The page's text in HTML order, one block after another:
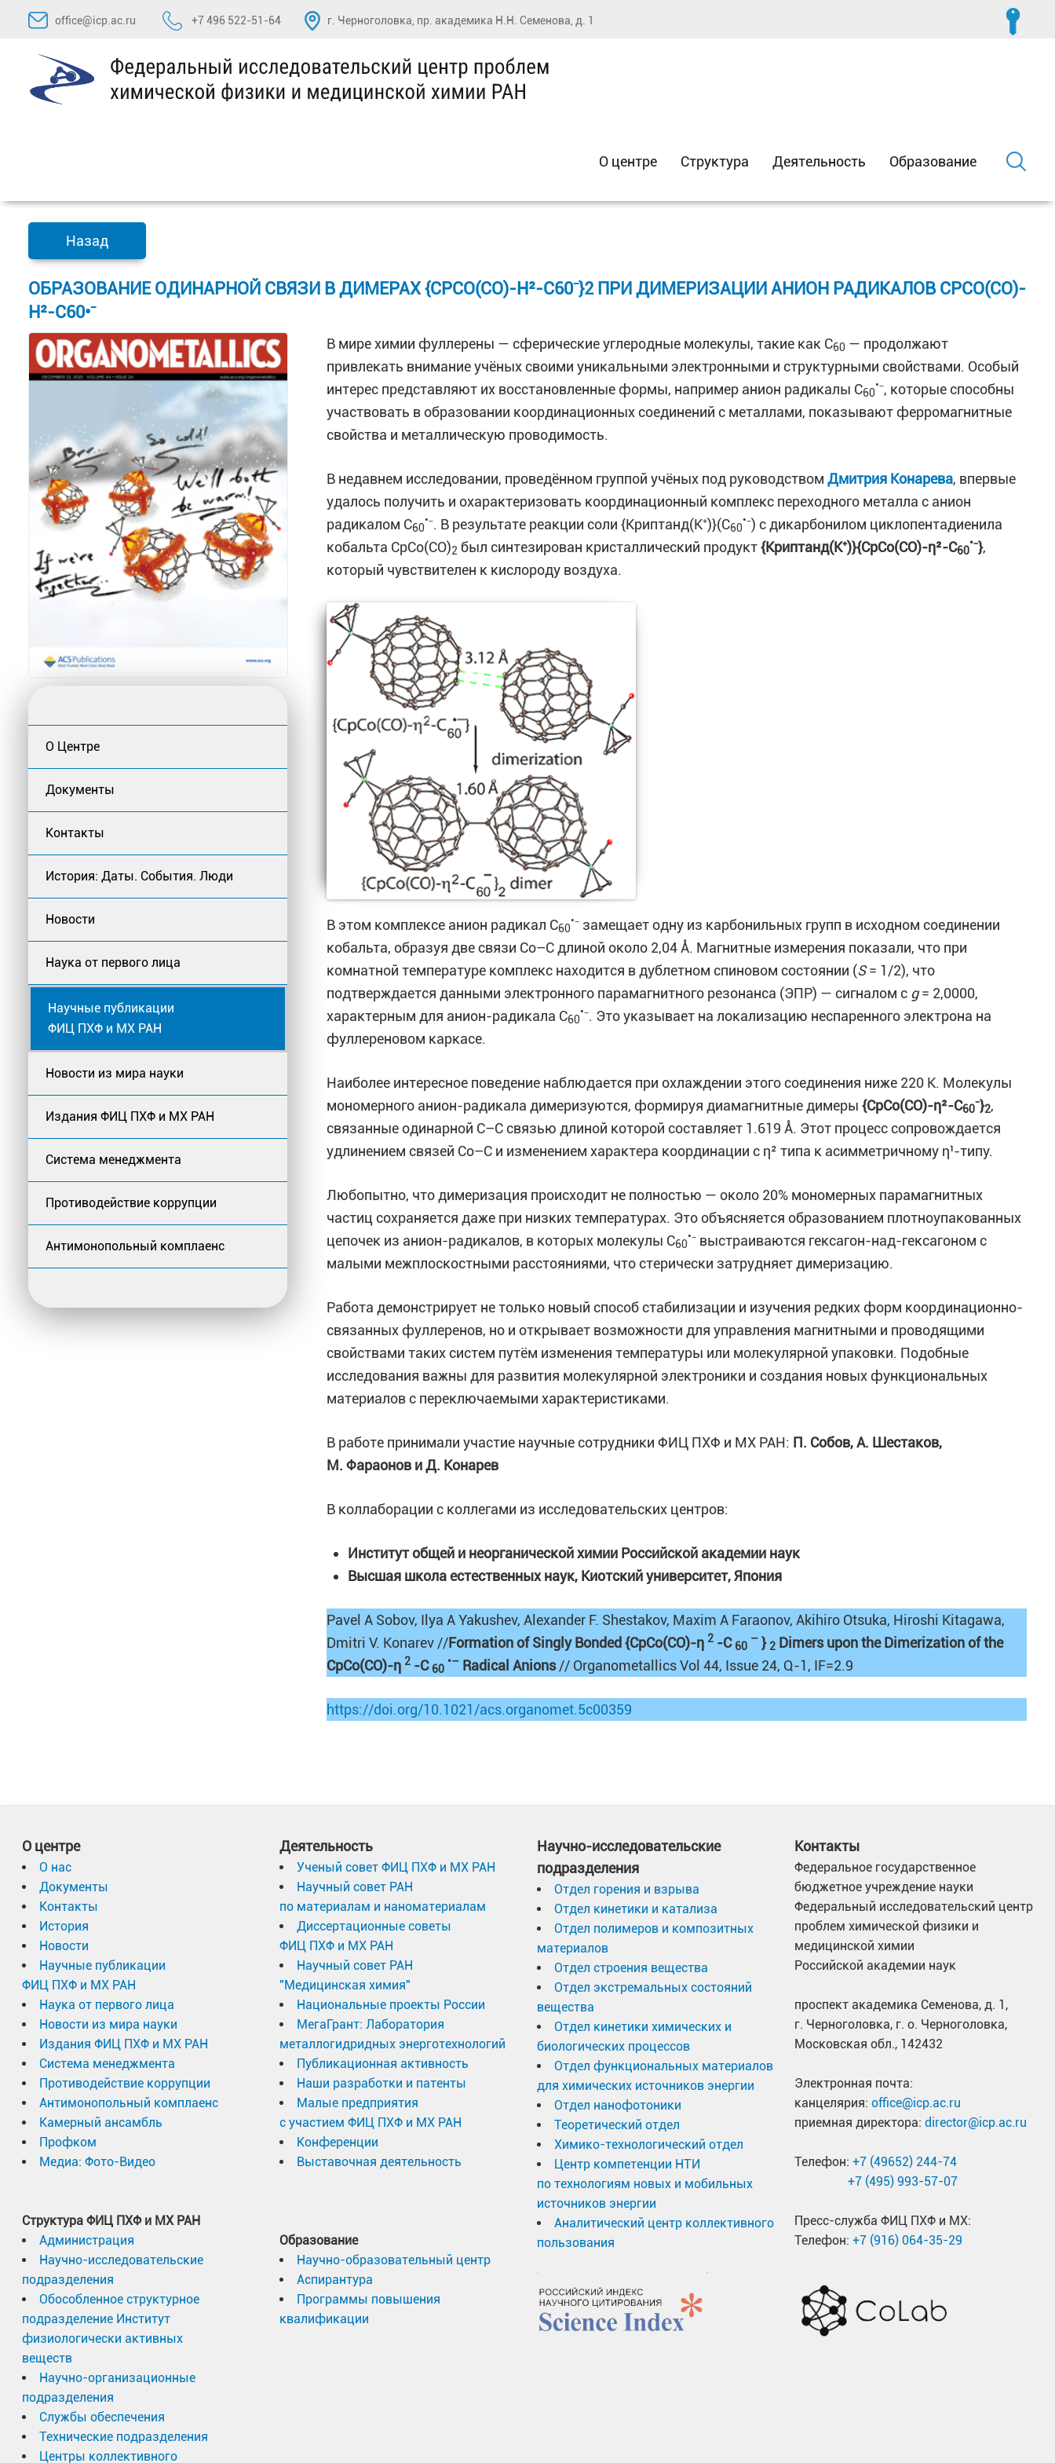
Перейти
содержимому
office@icp.ac.ru +7 496 522-51-64 г. Черноголовка, пр. академика Н.Н. Семенова, д. 1
О центре Структура Деятельность Образование
Назад
ОБРАЗОВАНИЕ ОДИНАРНОЙ СВЯЗИ В ДИМЕРАХ {CPCO(CO)-Η²-C60⁻}2 ПРИ ДИМЕРИЗАЦИИ АНИОН РАДИКАЛОВ CPCO(CO)-
Η²-C60•⁻
О Центре
Документы
Контакты
История: Даты. События. Люди
Новости
Наука от первого лица
Научные публикации
ФИЦ ПХФ и МХ РАН
Новости из мира науки
Издания ФИЦ ПХФ и МХ РАН
Система менеджмента
Противодействие коррупции
Антимонопольный комплаенс
В мире химии фуллерены — сферические углеродные молекулы, такие как C60 — продолжают
привлекать внимание учёных своими уникальными электронными и структурными свойствами. Особый
интерес представляют их восстановленные формы, например анион радикалы C60
•⁻, которые способны
участвовать в образовании координационных соединений с металлами, показывают ферромагнитные
свойства и металлическую проводимость.
В недавнем исследовании, проведённом группой учёных под руководством Дмитрия Конарева, впервые
удалось получить и охарактеризовать координационный комплекс переходного металла с анион
радикалом C60
•⁻. В результате реакции соли {Криптанд(K⁺)}(C60
•⁻) с дикарбонилом циклопентадиенила
кобальта CpCo(CO)2 был синтезирован кристаллический продукт{Криптанд(K⁺)}{CpCo(CO)-η²-C60
•⁻},
который чувствителен к кислороду воздуха.
В этом комплексе анион радикал C60
•⁻ замещает одну из карбонильных групп в исходном соединении
кобальта, образуя две связи Co–C длиной около 2,04 Å. Магнитные измерения показали, что при
комнатной температуре комплекс находится в дублетном спиновом состоянии (S= 1/2), что
подтверждается данными электронного парамагнитного резонанса (ЭПР) — сигналом с g= 2,0000,
характерным для анион-радикала C60
•⁻. Это указывает на локализацию неспаренного электрона на
фуллереновом каркасе.
Наиболее интересное поведение наблюдается при охлаждении этого соединения ниже 220 К. Молекулы
мономерного анион-радикала димеризуются, формируя диамагнитные димеры {CpCo(CO)-η²-C60⁻}2,
связанные одинарной C–C связью длиной которой составляет 1.619 Å. Этот процесс сопровождается
удлинением связей Co–C и изменением характера координации с η² типа к асимметричному η¹-типу.
Любопытно, что димеризация происходит не полностью — около 20% мономерных парамагнитных
частиц сохраняется даже при низких температурах. Это объясняется образованием плотноупакованных
цепочек из анион-радикалов, в которых молекулы C60
•⁻ выстраиваются гексагон-над-гексагоном с
малыми межплоскостными расстояниями, что стерически затрудняет димеризацию.
Работа демонстрирует не только новый способ стабилизации и изучения редких форм координационно-
связанных фуллеренов, но и открывает возможности для управления магнитными и проводящими
свойствами таких систем путём изменения температуры или молекулярной упаковки. Подобные
исследования важны для развития молекулярной электроники и создания новых функциональных
материалов с переключаемыми характеристиками.
В работе принимали участие научные сотрудники ФИЦ ПХФ и МХ РАН: П. Собов, А. Шестаков,
М. Фараонов и Д. Конарев
В коллаборации с коллегами из исследовательских центров:
Институт общей и неорганической химии Российской академии наук
Высшая школа естественных наук, Киотский университет, Япония
Pavel A Sobov, Ilya A Yakushev, Alexander F. Shestakov, Maxim A Faraonov, Akihiro Otsuka, Hiroshi Kitagawa,
Dmitri V. Konarev //Formation of Singly Bonded {CpCo(CO)-η 2 -C 60
– } 2 Dimers upon the Dimerization of the
CpCo(CO)-η 2 -C 60
•– Radical Anions// Organometallics Vol 44, Issue 24, Q-1, IF=2.9
https://doi.org/10.1021/acs.organomet.5c00359
О центре
О нас
Документы
Контакты
История
Новости
Научные публикации
ФИЦ ПХФ и МХ РАН
Наука от первого лица
Новости из мира науки
Издания ФИЦ ПХФ и МХ РАН
Система менеджмента
Противодействие коррупции
Антимонопольный комплаенс
Камерный ансамбль
Профком
Медиа: Фото-Видео
Структура ФИЦ ПХФ и МХ РАН
Администрация
Научно-исследовательские
подразделения
Обособленное структурное
подразделение Институт
физиологически активных
веществ
Научно-организационные
подразделения
Службы обеспечения
Технические подразделения
Центры коллективного
Деятельность
Ученый совет ФИЦ ПХФ и МХ РАН
Научный совет РАН
по материалам и наноматериалам
Диссертационные советы
ФИЦ ПХФ и МХ РАН
Научный совет РАН
"Медицинская химия"
Национальные проекты России
МегаГрант: Лаборатория
металлогидридных энерготехнологий
Публикационная активность
Наши разработки и патенты
Малые предприятия
с участием ФИЦ ПХФ и МХ РАН
Конференции
Выставочная деятельность
Образование
Научно-образовательный центр
Аспирантура
Программы повышения
квалификации
Научно-исследовательские
подразделения
Отдел горения и взрыва
Отдел кинетики и катализа
Отдел полимеров и композитных
материалов
Отдел строения вещества
Отдел экстремальных состояний
вещества
Отдел кинетики химических и
биологических процессов
Отдел функциональных материалов
для химических источников энергии
Отдел нанофотоники
Теоретический отдел
Химико-технологический отдел
Центр компетенции НТИ
по технологиям новых и мобильных
источников энергии
Аналитический центр коллективного
пользования
Контакты
Федеральное государственное
бюджетное учреждение науки
Федеральный исследовательский центр
проблем химической физики и
медицинской химии
Российской академии наук
проспект академика Семенова, д. 1,
г. Черноголовка, г. о. Черноголовка,
Московская обл., 142432
Электронная почта:
канцелярия: office@icp.ac.ru
приемная директора: director@icp.ac.ru
Телефон: +7 (49652) 244-74
+7 (495) 993-57-07
Пресс-служба ФИЦ ПХФ и МХ:
Телефон: +7 (916) 064-35-29